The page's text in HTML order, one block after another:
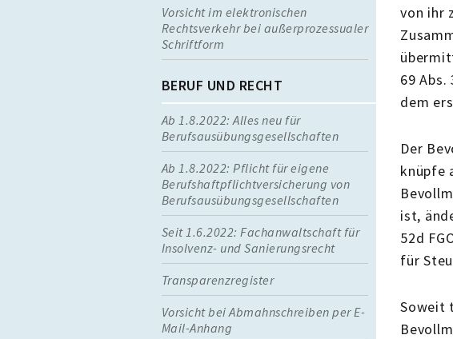
Vorsicht im elektronischen
Rechtsverkehr bei außerprozessualer
Schriftform
BERUF UND RECHT
Ab 1.8.2022: Alles neu für
Berufsausübungsgesellschaften
Ab 1.8.2022: Pflicht für eigene
Berufshaftpflichtversicherung von
Berufsausübungsgesellschaften
Seit 1.6.2022: Fachanwaltschaft für
Insolvenz- und Sanierungsrecht
Transparenzregister
Vorsicht bei Abmahnschreiben per E-
Mail-Anhang
von ihr
69
dem
Der
knüpfe
ist,
52d
für
Soweit